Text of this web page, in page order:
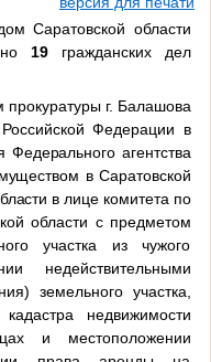
Саратовской области
19гражданских дел
прокуратуры г. Балашова
Федерации в
Федерального агентства
в Саратовской
в лице комитета по
области с предметом
участка из чужого
недействительными
земельного участка,
недвижимости
и местоположении